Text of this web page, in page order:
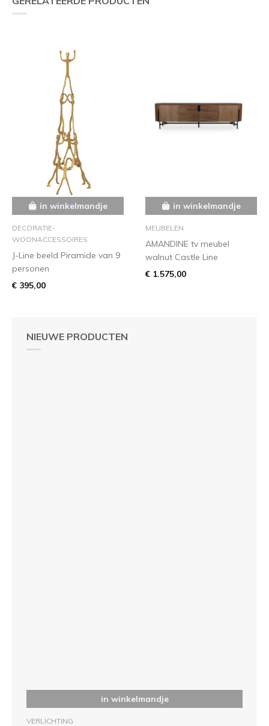
NIEUWE PRODUCTEN
in winkelmandje
VERLICHTING
in winkelmandje
DECORATIE-
WOONACCESSOIRES
J-Line beeld Piramide van 9
personen
€ 395,00
in winkelmandje
MEUBELEN
AMANDINE tv meubel
walnut Castle Line
€ 1.575,00